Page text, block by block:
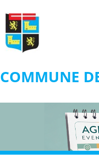
COMMUNE